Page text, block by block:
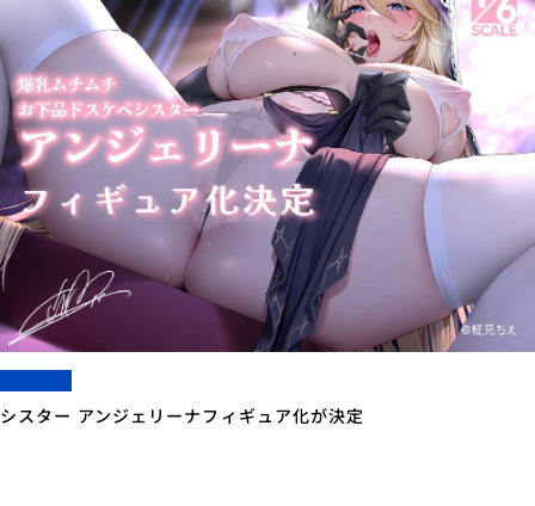
シスター アンジェリーナフィギュア化が決定